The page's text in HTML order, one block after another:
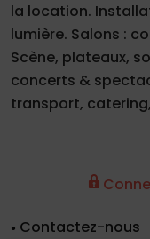
la location.
lumière. Salons :
Scène, plateaux,
concerts &
transport,
Contactez-nous